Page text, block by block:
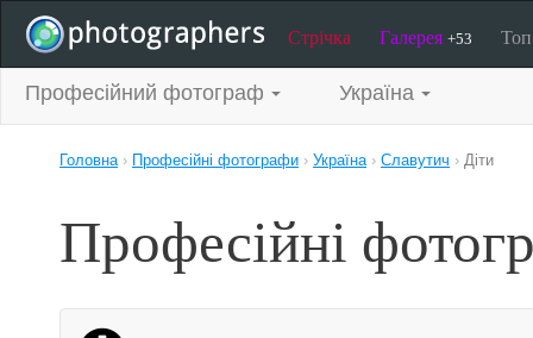
Стрічка Галерея +53
Професійний фотограф Україна
Головна› Професійні фотографи › Україна› Славутич › Діти
Професійні